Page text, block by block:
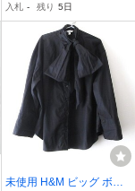
入札 - 残り 5日
未使用 H&M ビッグ ボウ